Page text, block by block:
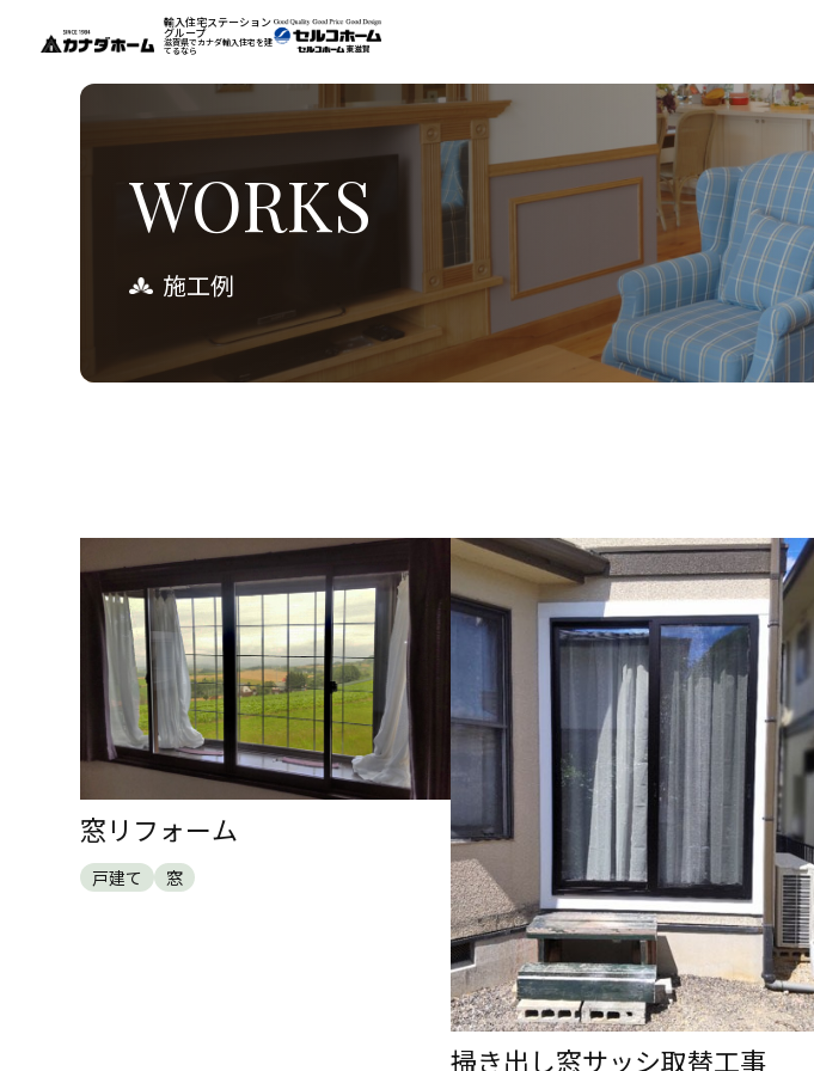
輸入住宅ステーション
グループ
滋賀県でカナダ輸入住宅を建
てるなら
リフォーム
コンセプト
リフォームメニュー
リフォームニュース
施工例
0748-22-
9:00-18:00 水定休
WORKS
施工例
窓リフォーム
戸建て 窓
掃き出し窓サッシ取替工事